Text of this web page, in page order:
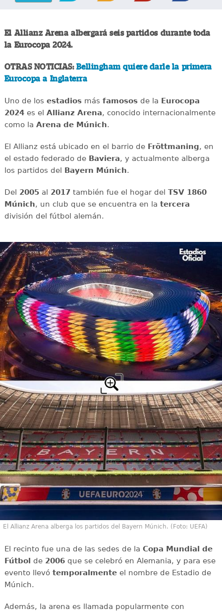
El Allianz Arena albergará seis partidos durante toda
la Eurocopa 2024.
OTRAS NOTICIAS: Bellingham quiere darle la primera
Eurocopa a Inglaterra
Uno de los estadiosmás famososde la Eurocopa
2024es el Allianz Arena, conocido internacionalmente
como la Arena de Múnich.
El Allianz está ubicado en el barrio de Fröttmaning, en
el estado federado de Baviera, y actualmente alberga
los partidos del Bayern Múnich.
Del 2005al 2017también fue el hogar del TSV 1860
Múnich, un club que se encuentra en la tercera
división del fútbol alemán.
El Allianz Arena alberga los partidos del Bayern Múnich. (Foto: UEFA)
El recinto fue una de las sedes de la Copa Mundial de
Fútbol de 2006que se celebró en Alemania, y para ese
evento llevó temporalmenteel nombre de Estadio de
Múnich.
Además, la arena es llamada popularmente con